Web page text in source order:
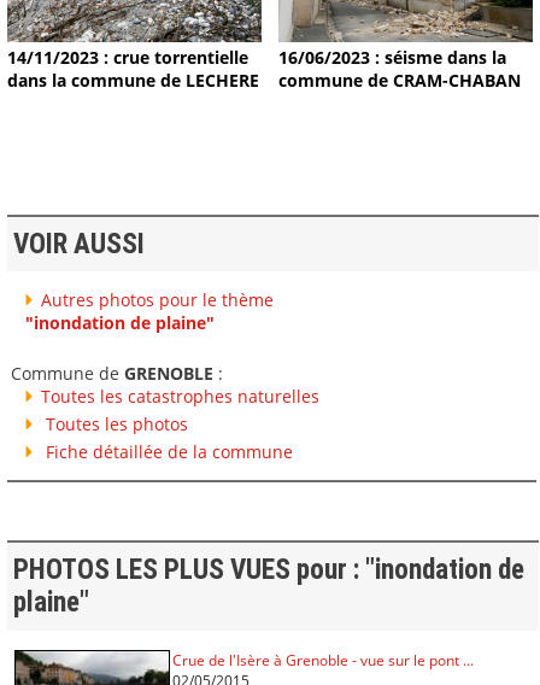
14/11/2023 : crue torrentielle
dans la commune de LECHERE
16/06/2023 : séisme dans la
commune de CRAM-CHABAN
VOIR AUSSI
Autres photos pour le thème
"inondation de plaine"
Commune de GRENOBLE :
Toutes les catastrophes naturelles
Toutes les photos
Fiche détaillée de la commune
PHOTOS LES PLUS VUES pour : "inondation de
plaine"
Crue de l'Isère à Grenoble - vue sur le pont ...